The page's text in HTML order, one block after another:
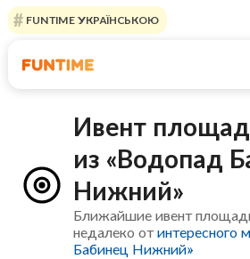
FUNTIME УКРАЇНСЬКОЮ
Ивент
из «Водопад
Нижний»
Ближайшие ивент
недалеко отинтересного
Бабинец Нижний»